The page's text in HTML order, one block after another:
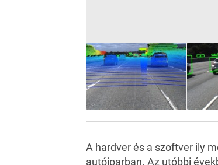
A hardver és a szoftver ily
autóiparban. Az utóbbi